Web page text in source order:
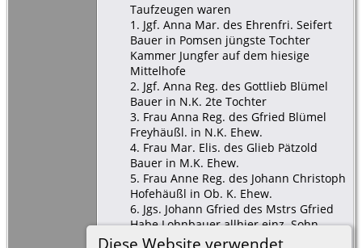
Diese Website verwendet
Taufzeugen waren
1. Jgf. Anna Mar. des Ehrenfri. Seifert
Bauer in Pomsen jüngste Tochter
Kammer Jungfer auf dem hiesige
Mittelhofe
2. Jgf. Anna Reg. des Gottlieb Blümel
Bauer in N.K. 2te Tochter
3. Frau Anna Reg. des Gfried Blümel
Freyhäußl. in N.K. Ehew.
4. Frau Mar. Elis. des Glieb Pätzold
Bauer in M.K. Ehew.
5. Frau Anne Reg. des Johann Christoph
Hofehäußl in Ob. K. Ehew.
6. Jgs. Johann Gfried des Mstrs Gfried
Habe Lohnbauer allhier einz. Sohn
7. Jgs. Johann Ehrenfr. Bruchmann des